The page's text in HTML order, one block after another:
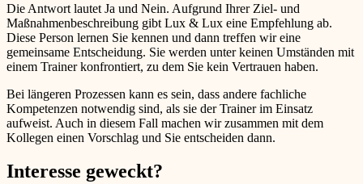
Die Antwort lautet Ja und Nein. Aufgrund Ihrer Ziel- und
Maßnahmenbeschreibung gibt Lux & Lux eine Empfehlung ab.
Diese Person lernen Sie kennen und dann treffen wir eine
gemeinsame Entscheidung. Sie werden unter keinen Umständen mit
einem Trainer konfrontiert, zu dem Sie kein Vertrauen haben.
Bei längeren Prozessen kann es sein, dass andere fachliche
Kompetenzen notwendig sind, als sie der Trainer im Einsatz
aufweist. Auch in diesem Fall machen wir zusammen mit dem
Kollegen einen Vorschlag und Sie entscheiden dann.
Interesse geweckt?